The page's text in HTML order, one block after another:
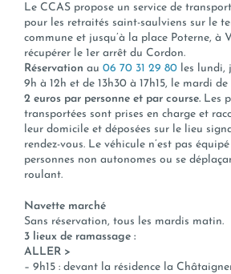
Le CCAS propose un service de
pour les retraités saint-saulviens sur le
commune et jusqu’à la place Poterne, à
récupérer le 1er arrêt du Cordon.
Réservation au 06 70 31 29 80 les lundi,
9h à 12h et de 13h30 à 17h15, le mardi de
2 euros par personne et par course. Les
transportées sont prises en charge et
leur domicile et déposées sur le lieu
rendez-vous. Le véhicule n’est pas
personnes non autonomes ou se
roulant.
Navette marché
Sans réservation, tous les mardis matin.
3 lieux de ramassage :
ALLER >
– 9h15 : devant la résidence la